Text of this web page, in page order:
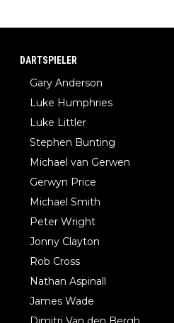
DARTSPIELER
Gary Anderson
Luke Humphries
Luke Littler
Stephen Bunting
Michael van Gerwen
Gerwyn Price
Michael Smith
Peter Wright
Jonny Clayton
Rob Cross
Nathan Aspinall
James Wade